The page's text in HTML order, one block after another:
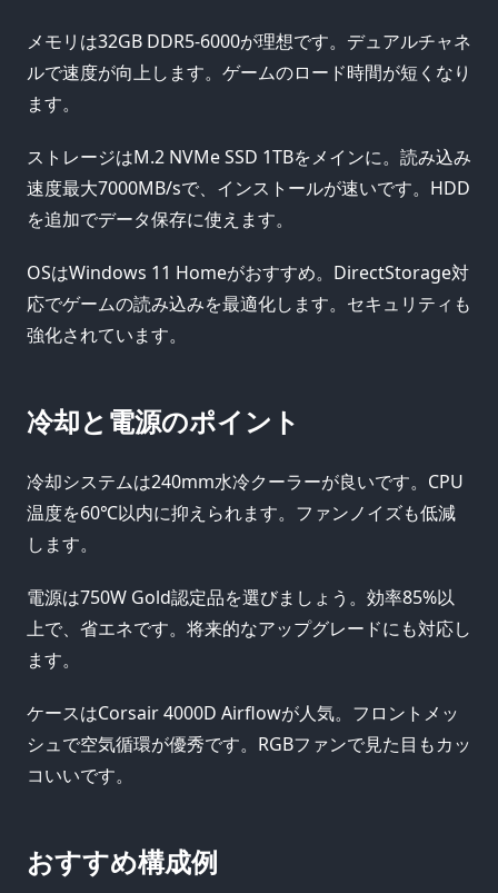
メモリは32GB DDR5-6000が理想です。デュアルチャネ
ルで速度が向上します。ゲームのロード時間が短くなり
ます。
ストレージはM.2 NVMe SSD 1TBをメインに。読み込み
速度最大7000MB/sで、インストールが速いです。HDD
を追加でデータ保存に使えます。
OSはWindows 11 Homeがおすすめ。DirectStorage対
応でゲームの読み込みを最適化します。セキュリティも
強化されています。
冷却と電源のポイント
冷却システムは240mm水冷クーラーが良いです。CPU
温度を60℃以内に抑えられます。ファンノイズも低減
します。
電源は750W Gold認定品を選びましょう。効率85%以
上で、省エネです。将来的なアップグレードにも対応し
ます。
ケースはCorsair 4000D Airflowが人気。フロントメッ
シュで空気循環が優秀です。RGBファンで見た目もカッ
コいいです。
おすすめ構成例